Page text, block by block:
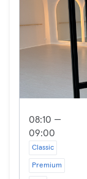
08:10 —
09:00
Classic
Premium